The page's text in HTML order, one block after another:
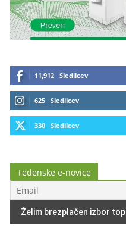
11,912 Sledilcev
625 Sledilcev
330 Sledilcev
Tedenske e-novice